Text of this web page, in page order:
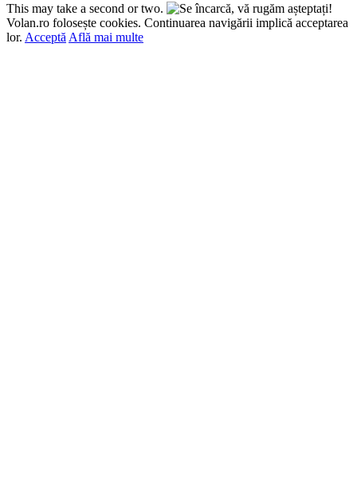
This may take a second or two.
Volan.ro folosește cookies. Continuarea navigării implică acceptarea
lor. Acceptă Află mai multe